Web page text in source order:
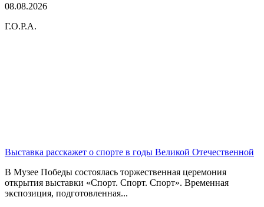
08.08.2026
Г.О.Р.А.
Выставка расскажет о спорте в годы Великой Отечественной
В Музее Победы состоялась торжественная церемония
открытия выставки «Спорт. Спорт. Спорт». Временная
экспозиция, подготовленная...